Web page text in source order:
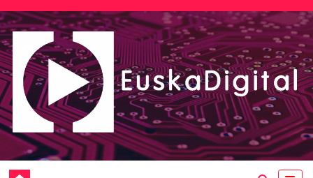
Saltar
al
contenido